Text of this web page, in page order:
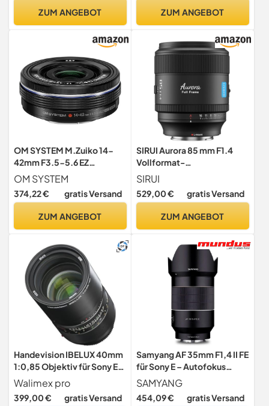
ZV-E10, A6400, A6700
ZUM ANGEBOT ZUM ANGEBOT
OM SYSTEM M.Zuiko 14-
42mm F3.5-5.6 EZ
Pancake-Zoomobjektiv,
Schwarz
OM SYSTEM
374,22 € gratis Versand
ZUM ANGEBOT
SIRUI Aurora 85 mm F1.4
Vollformat-
Autofokusobjektiv für L-
Mount-Kameras,
Teleobjektiv mit
Portraits für Lumix DC-S5,
FP/FPL (L-Mount)
SIRUI
529,00 € gratis Versand
ZUM ANGEBOT
Handevision IBELUX 40mm
1:0,85 Objektiv für Sony E-
Mount schwarz (manueller
Fokus, für APS-C Sensor
gerechnet, IF,
Walimex pro
399,00 € gratis Versand
Samyang AF 35mm F1,4 II FE
für Sony E – Autofokus
Vollformat & APS-C
Weitwinkel Objektiv
Festbrennweite
SAMYANG
454,09 € gratis Versand